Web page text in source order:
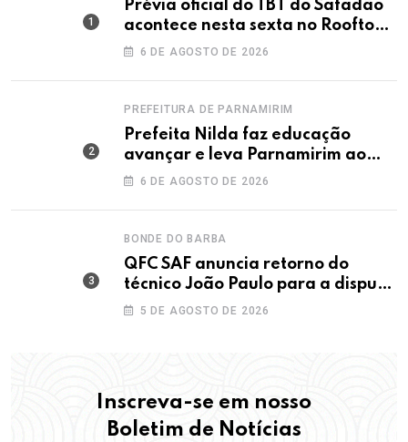
Prévia oficial do TBT do Safadão
acontece nesta sexta no Rooftop
Dunas
6 DE AGOSTO DE 2026
PREFEITURA DE PARNAMIRIM
Prefeita Nilda faz educação
avançar e leva Parnamirim ao
maior IDEB da história dos anos
6 DE AGOSTO DE 2026
BONDE DO BARBA
QFC SAF anuncia retorno do
técnico João Paulo para a disputa
da elite do Campeonato Potiguar
5 DE AGOSTO DE 2026
Inscreva-se em nosso
Boletim de Notícias